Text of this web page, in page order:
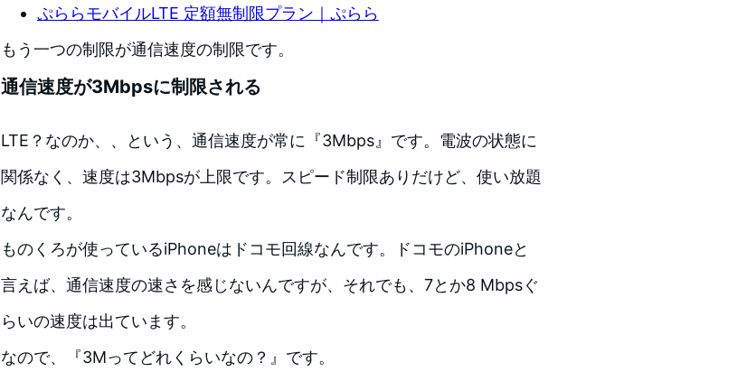
ぷららモバイルLTE 定額無制限プラン｜ぷらら
もう一つの制限が通信速度の制限です。
通信速度が3Mbpsに制限される
LTE？なのか、、という、通信速度が常に『3Mbps』です。電波の状態に
関係なく、速度は3Mbpsが上限です。スピード制限ありだけど、使い放題
なんです。
ものくろが使っているiPhoneはドコモ回線なんです。ドコモのiPhoneと
言えば、通信速度の速さを感じないんですが、それでも、7とか8 Mbpsぐ
らいの速度は出ています。
なので、『3Mってどれくらいなの？』です。